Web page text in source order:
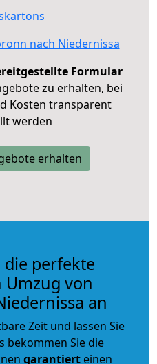
nach Niedernissa
Formular
zu erhalten, bei
Kosten transparent
werden
erhalten
perfekte
von
an
Zeit und lassen Sie
bekommen Sie die
garantiert einen